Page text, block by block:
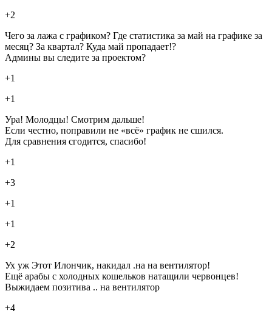
+2
Чего за лажа с графиком? Где статистика за май на графике за
месяц? За квартал? Куда май пропадает!?
Админы вы следите за проектом?
+1
+1
Ура! Молодцы! Смотрим дальше!
Если честно, поправили не «всё» график не сшился.
Для сравнения сгодится, спасибо!
+1
+3
+1
+1
+2
Ух уж Этот Илончик, накидал .на на вентилятор!
Ещё арабы с холодных кошельков натащили червонцев!
Выжидаем позитива .. на вентилятор
+4